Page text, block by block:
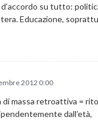
su tutto:
Educazione,
2012 0:00
di massa retroattiva =
dall’età,